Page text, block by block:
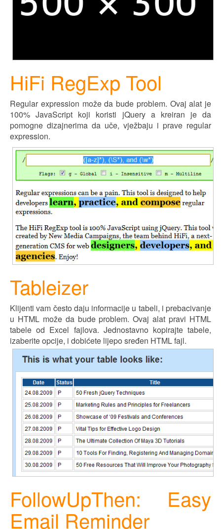
HiFi RegExp Tool
Regular expression može da bude problem. Ovaj alat je
100% JavaScript koji koristi jQuerya kreiran je da
pomogne dizajnerima da uče, vježbaju i prave regular
expression.
Tableizer
Klijenti vam često daju informacije u tabeli, i prebacivanje
u HTML može da bude problem. Ovaj alat pravi HTML
tabele od Excel fajlova. Jednostavno kopirajte tabele,
izaberite opcije, i dobićete lijepo sređen HTML fajl.
FollowUpThen: Easy
Email Reminder